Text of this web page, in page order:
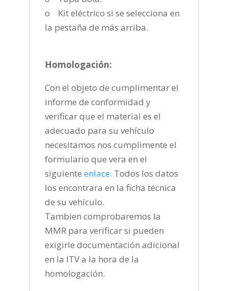
o Kit eléctrico si se selecciona en
la pestaña de más arriba.
Homologación:
Con el objeto de cumplimentar el
informe de conformidad y
verificar que el material es el
adecuado para su vehículo
necesitamos nos cumplimente el
formulario que vera en el
siguiente enlace. Todos los datos
los encontrara en la ficha técnica
de su vehículo.
Tambien comprobaremos la
MMR para verificar si pueden
exigirle documentación adicional
en la ITV a la hora de la
homologación.